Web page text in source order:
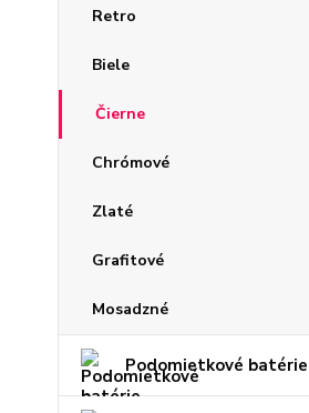
Retro
Biele
Čierne
Chrómové
Zlaté
Grafitové
Mosadzné
Podomietkové batérie